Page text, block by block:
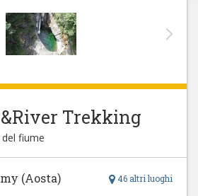
Trekking
fiume
46 altri luoghi
(Aosta)